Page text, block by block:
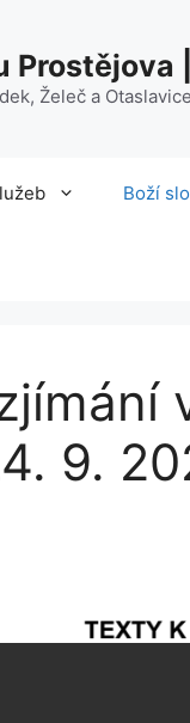
Prostějova
Želeč a Otaslavice
Boží
9.